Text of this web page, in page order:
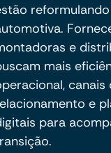
e
mais
e
para